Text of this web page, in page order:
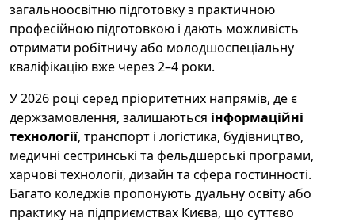
загальноосвітню підготовку з практичною
професійною підготовкою і дають можливість
отримати робітничу або молодшоспеціальну
кваліфікацію вже через 2–4 роки.
У 2026 році серед пріоритетних напрямів, де є
держзамовлення, залишаються інформаційні
технології, транспорт і логістика, будівництво,
медичні сестринські та фельдшерські програми,
харчові технології, дизайн та сфера гостинності.
Багато коледжів пропонують дуальну освіту або
практику на підприємствах Києва, що суттєво